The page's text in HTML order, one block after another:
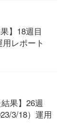
果】18週目
レポート
果】26週
3/18）運用